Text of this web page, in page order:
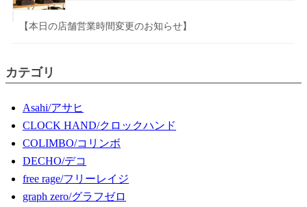
【本日の店舗営業時間変更のお知らせ】
カテゴリ
Asahi/アサヒ
CLOCK HAND/クロックハンド
COLIMBO/コリンボ
DECHO/デコ
free rage/フリーレイジ
graph zero/グラフゼロ